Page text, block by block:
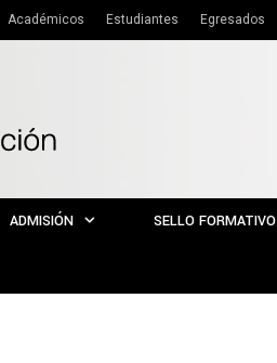
Académicos Estudiantes Egresados
ADMISIÓN SELLO FORMATIVO